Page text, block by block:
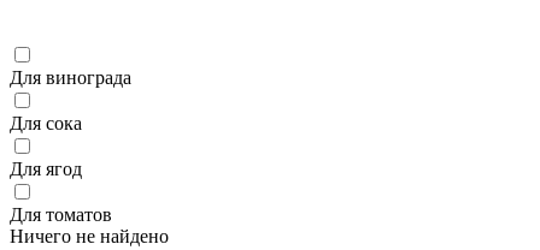
Для винограда
Для сока
Для ягод
Для томатов
Ничего не найдено